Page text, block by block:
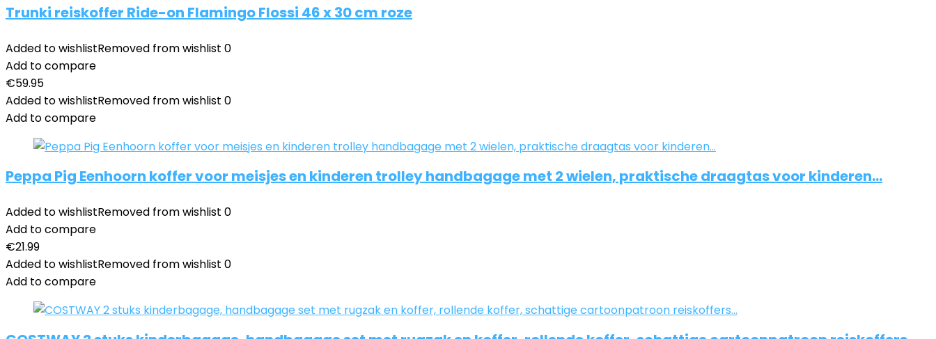
Trunki reiskoffer Ride-on Flamingo Flossi 46 x 30 cm roze
Added to wishlistRemoved from wishlist 0
Add to compare
€59.95
Added to wishlistRemoved from wishlist 0
Add to compare
Peppa Pig Eenhoorn koffer voor meisjes en kinderen trolley handbagage met 2 wielen, praktische draagtas voor kinderen…
Added to wishlistRemoved from wishlist 0
Add to compare
€21.99
Added to wishlistRemoved from wishlist 0
Add to compare